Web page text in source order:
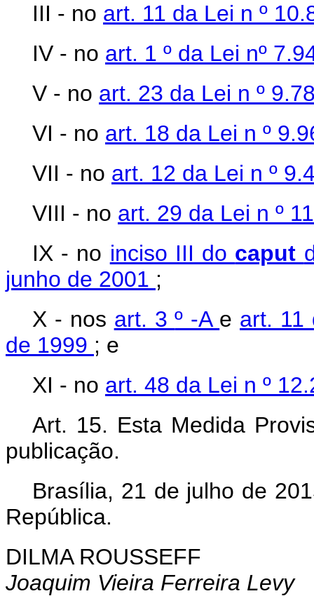
III - no art. 11 da Lei n º
IV - no art. 1 º da Lei nº
V - no art. 23 da Lei n º
VI - no art. 18 da Lei n º
VII - no art. 12 da Lei n º
VIII - no art. 29 da Lei n º
IX - no inciso III do caput
junho de 2001 ;
X - nos art. 3º -A e art. 11
de 1999 ; e
XI - no art. 48 da Lei n º
Art. 15. Esta Medida
publicação.
Brasília, 21 de julho de
República.
DILMA ROUSSEFF
Joaquim Vieira Ferreira Levy